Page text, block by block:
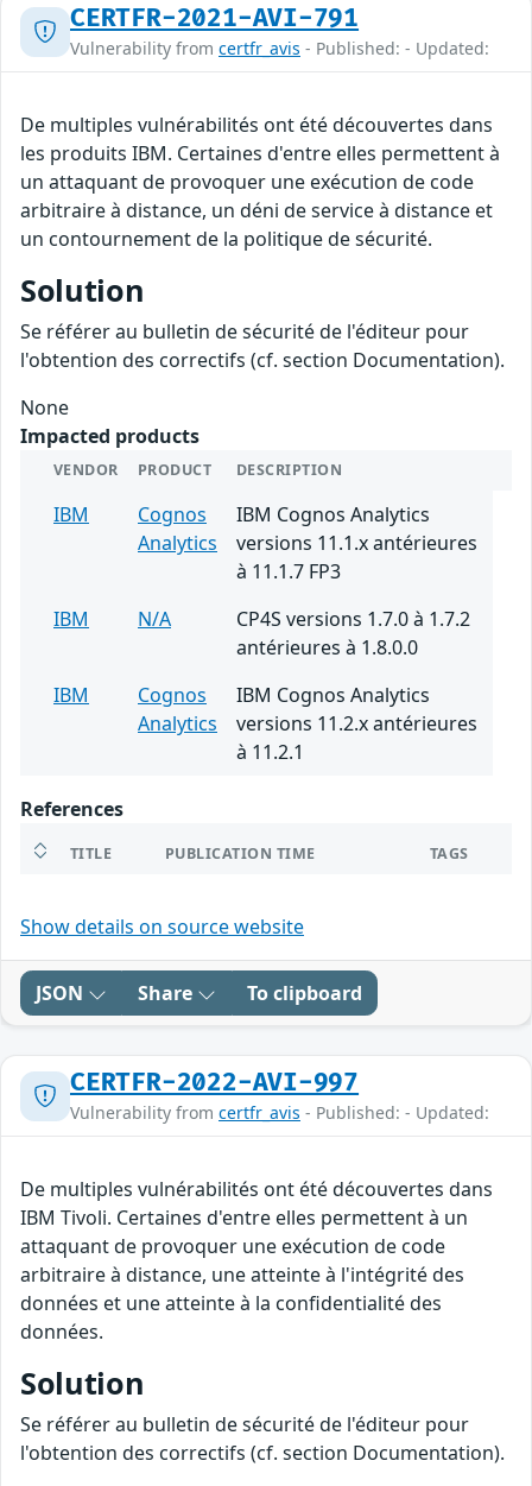
CERTFR-2021-AVI-791
Vulnerability from certfr_avis - Published: - Updated:
De multiples vulnérabilités ont été découvertes dans
les produits IBM. Certaines d'entre elles permettent à
un attaquant de provoquer une exécution de code
arbitraire à distance, un déni de service à distance et
un contournement de la politique de sécurité.
Solution
Se référer au bulletin de sécurité de l'éditeur pour
l'obtention des correctifs (cf. section Documentation).
None
Impacted products
VENDOR PRODUCT DESCRIPTION
IBM
Cognos
Analytics
IBM Cognos Analytics
versions 11.1.x antérieures
à 11.1.7 FP3
IBM
N/A
CP4S versions 1.7.0 à 1.7.2
antérieures à 1.8.0.0
IBM
Cognos
Analytics
IBM Cognos Analytics
versions 11.2.x antérieures
à 11.2.1
References
TITLE PUBLICATION TIME TAGS
Show details on source website
JSON Share To clipboard
CERTFR-2022-AVI-997
Vulnerability from certfr_avis - Published: - Updated:
De multiples vulnérabilités ont été découvertes dans
IBM Tivoli. Certaines d'entre elles permettent à un
attaquant de provoquer une exécution de code
arbitraire à distance, une atteinte à l'intégrité des
données et une atteinte à la confidentialité des
données.
Solution
Se référer au bulletin de sécurité de l'éditeur pour
l'obtention des correctifs (cf. section Documentation).